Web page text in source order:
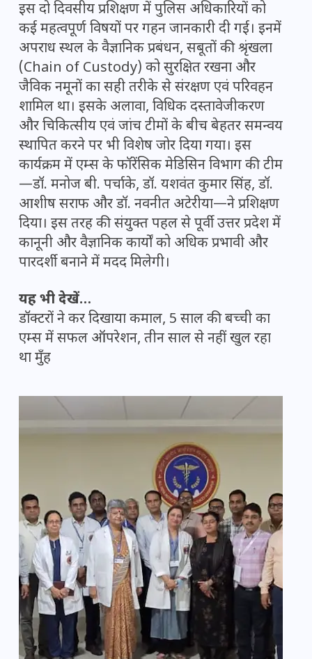
इस दो दिवसीय प्रशिक्षण में पुलिस अधिकारियों को
कई महत्वपूर्ण विषयों पर गहन जानकारी दी गई। इनमें
अपराध स्थल के वैज्ञानिक प्रबंधन, सबूतों की श्रृंखला
(Chain of Custody) को सुरक्षित रखना और
जैविक नमूनों का सही तरीके से संरक्षण एवं परिवहन
शामिल था। इसके अलावा, विधिक दस्तावेजीकरण
और चिकित्सीय एवं जांच टीमों के बीच बेहतर समन्वय
स्थापित करने पर भी विशेष जोर दिया गया। इस
कार्यक्रम में एम्स के फॉरेंसिक मेडिसिन विभाग की टीम
—डॉ. मनोज बी. पर्चाके, डॉ. यशवंत कुमार सिंह, डॉ.
आशीष सराफ और डॉ. नवनीत अटेरीया—ने प्रशिक्षण
दिया। इस तरह की संयुक्त पहल से पूर्वी उत्तर प्रदेश में
कानूनी और वैज्ञानिक कार्यों को अधिक प्रभावी और
पारदर्शी बनाने में मदद मिलेगी।
यह भी देखें…
डॉक्टरों ने कर दिखाया कमाल, 5 साल की बच्ची का
एम्स में सफल ऑपरेशन, तीन साल से नहीं खुल रहा
था मुँह